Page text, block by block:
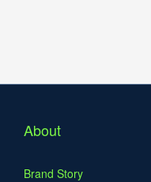
About
Brand Story